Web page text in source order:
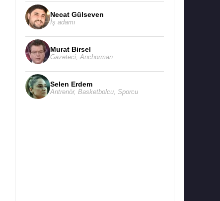
Necat Gülseven
İş adamı
Murat Birsel
Gazeteci, Anchorman
Selen Erdem
Antrenör, Basketbolcu, Sporcu